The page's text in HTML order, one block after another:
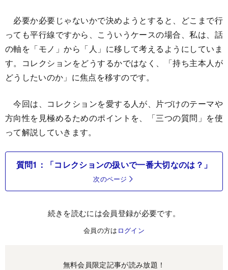
必要か必要じゃないかで決めようとすると、どこまで行
っても平行線ですから、こういうケースの場合、私は、話
の軸を「モノ」から「人」に移して考えるようにしていま
す。コレクションをどうするかではなく、「持ち主本人が
どうしたいのか」に焦点を移すのです。
今回は、コレクションを愛する人が、片づけのテーマや
方向性を見極めるためのポイントを、「三つの質問」を使
って解説していきます。
質問1：「コレクションの扱いで一番大切なのは？」
次のページ
続きを読むには会員登録が必要です。
会員の方は ログイン
無料会員限定記事が読み放題！